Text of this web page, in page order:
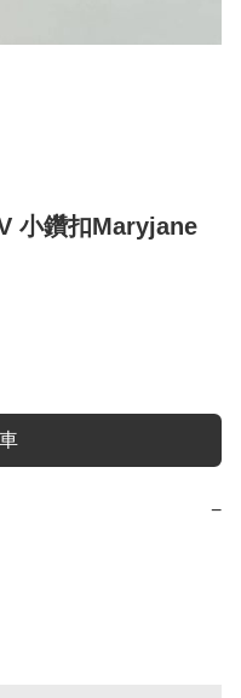
小鑽扣Maryjane
−